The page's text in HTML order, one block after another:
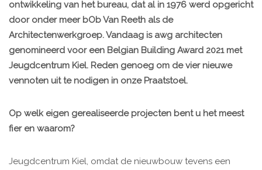
ontwikkeling van het bureau, dat al in 1976 werd opgericht
door onder meer bOb Van Reeth als de
Architectenwerkgroep. Vandaag is awg architecten
genomineerd voor een Belgian Building Award 2021 met
Jeugdcentrum Kiel. Reden genoeg om de vier nieuwe
vennoten uit te nodigen in onze Praatstoel.
Op welk eigen gerealiseerde projecten bent u het meest
fier en waarom?
Jeugdcentrum Kiel, omdat de nieuwbouw tevens een